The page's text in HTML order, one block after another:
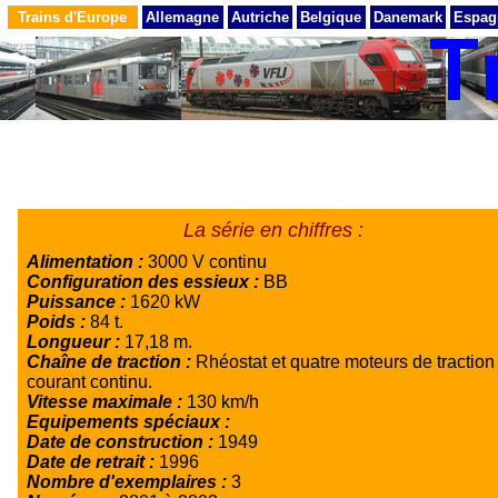
Trains d'Europe Allemagne Autriche Belgique Danemark
La série en chiffres :
Alimentation : 3000 V continu
Configuration des essieux : BB
Puissance : 1620 kW
Poids : 84 t.
Longueur : 17,18 m.
Chaîne de traction : Rhéostat et quatre moteurs de traction
courant continu.
Vitesse maximale : 130 km/h
Equipements spéciaux :
Date de construction : 1949
Date de retrait : 1996
Nombre d'exemplaires : 3